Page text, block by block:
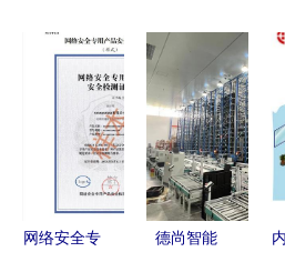
网络安全专
德尚智能